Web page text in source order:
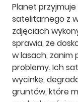
Planet
satelitarnego z
zdjęciach
sprawia, że
w lasach, zanim
problemy. Ich
wycinkę,
gruntów, które